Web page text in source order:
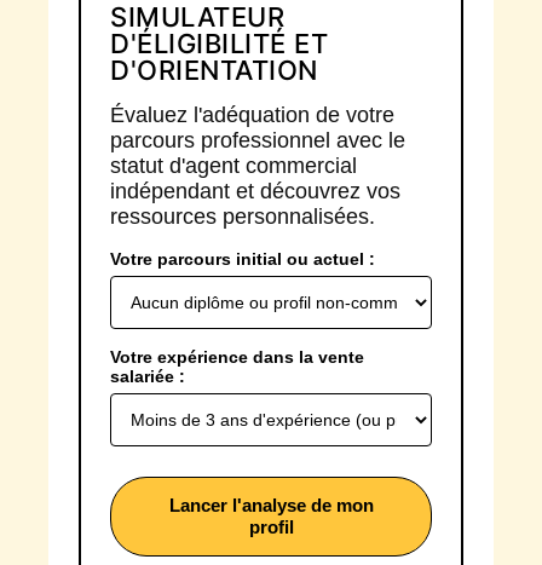
SIMULATEUR
D'ÉLIGIBILITÉ ET
D'ORIENTATION
Évaluez l'adéquation de votre
parcours professionnel avec le
statut d'agent commercial
indépendant et découvrez vos
ressources personnalisées.
Votre parcours initial ou actuel :
Votre expérience dans la vente
salariée :
Lancer l'analyse de mon
profil